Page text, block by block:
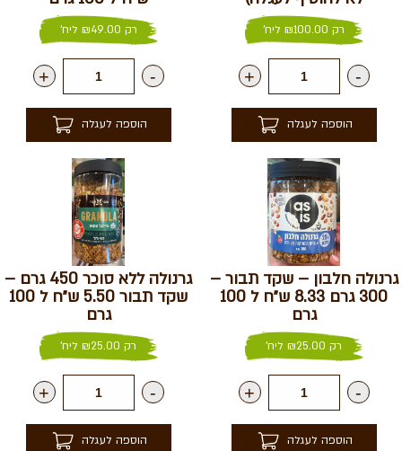
רק ₪100.00 ליח'
-
+
הוספה לעגלה
רק ₪49.00 ליח'
-
+
הוספה לעגלה
גרנולה חלבון – שקד תבור –
300 גרם 8.33 ש״ח ל 100
גרם
רק ₪25.00 ליח'
-
+
הוספה לעגלה
גרנולה ללא סוכר 450 גרם –
שקד תבור 5.50 ש״ח ל 100
גרם
רק ₪25.00 ליח'
-
+
הוספה לעגלה